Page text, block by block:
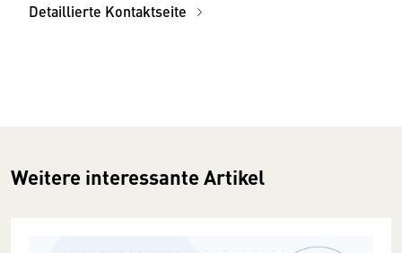
Detaillierte Kontaktseite
Weitere interessante Artikel